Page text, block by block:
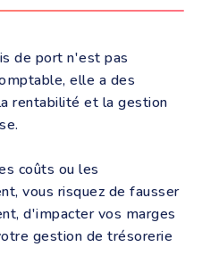
de port n'est pas
elle a des
rentabilité et la gestion
coûts ou les
vous risquez de fausser
d'impacter vos marges
gestion de trésorerie